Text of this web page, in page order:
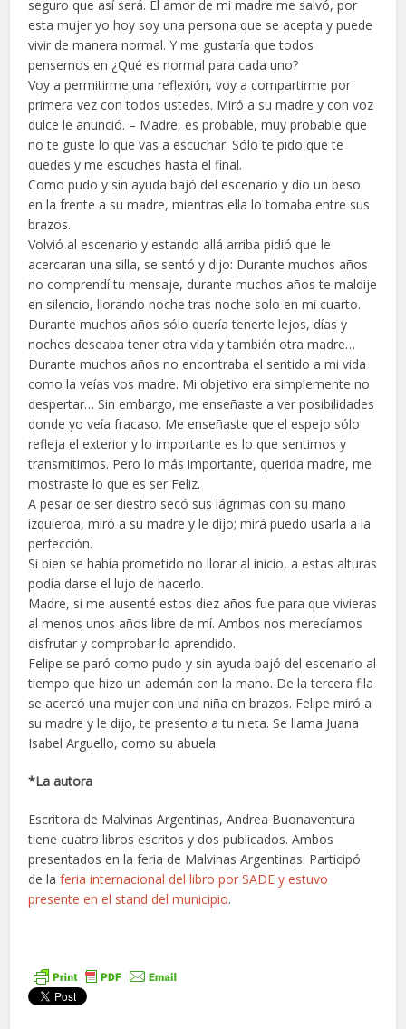
seguro que así será. El amor de mi madre me salvó, por
esta mujer yo hoy soy una persona que se acepta y puede
vivir de manera normal. Y me gustaría que todos
pensemos en ¿Qué es normal para cada uno?
Voy a permitirme una reflexión, voy a compartirme por
primera vez con todos ustedes. Miró a su madre y con voz
dulce le anunció. – Madre, es probable, muy probable que
no te guste lo que vas a escuchar. Sólo te pido que te
quedes y me escuches hasta el final.
Como pudo y sin ayuda bajó del escenario y dio un beso
en la frente a su madre, mientras ella lo tomaba entre sus
brazos.
Volvió al escenario y estando allá arriba pidió que le
acercaran una silla, se sentó y dijo: Durante muchos años
no comprendí tu mensaje, durante muchos años te maldije
en silencio, llorando noche tras noche solo en mi cuarto.
Durante muchos años sólo quería tenerte lejos, días y
noches deseaba tener otra vida y también otra madre…
Durante muchos años no encontraba el sentido a mi vida
como la veías vos madre. Mi objetivo era simplemente no
despertar… Sin embargo, me enseñaste a ver posibilidades
donde yo veía fracaso. Me enseñaste que el espejo sólo
refleja el exterior y lo importante es lo que sentimos y
transmitimos. Pero lo más importante, querida madre, me
mostraste lo que es ser Feliz.
A pesar de ser diestro secó sus lágrimas con su mano
izquierda, miró a su madre y le dijo; mirá puedo usarla a la
perfección.
Si bien se había prometido no llorar al inicio, a estas alturas
podía darse el lujo de hacerlo.
Madre, si me ausenté estos diez años fue para que vivieras
al menos unos años libre de mí. Ambos nos merecíamos
disfrutar y comprobar lo aprendido.
Felipe se paró como pudo y sin ayuda bajó del escenario al
tiempo que hizo un ademán con la mano. De la tercera fila
se acercó una mujer con una niña en brazos. Felipe miró a
su madre y le dijo, te presento a tu nieta. Se llama Juana
Isabel Arguello, como su abuela.
*La autora
Escritora de Malvinas Argentinas, Andrea Buonaventura
tiene cuatro libros escritos y dos publicados. Ambos
presentados en la feria de Malvinas Argentinas. Participó
de laferia internacional del libro por SADE y estuvo
presente en el stand del municipio.